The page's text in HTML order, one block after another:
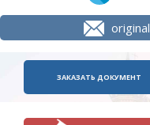
ЗАКАЗАТЬ ДОКУМЕНТ